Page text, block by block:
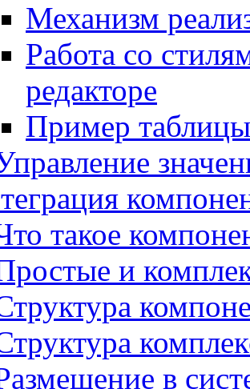
Механизм
Работа со
редакторе
Пример
такое
и
в